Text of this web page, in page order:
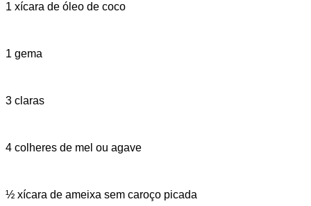
1 xícara de óleo de coco
1 gema
3 claras
4 colheres de mel ou agave
½ xícara de ameixa sem caroço picada